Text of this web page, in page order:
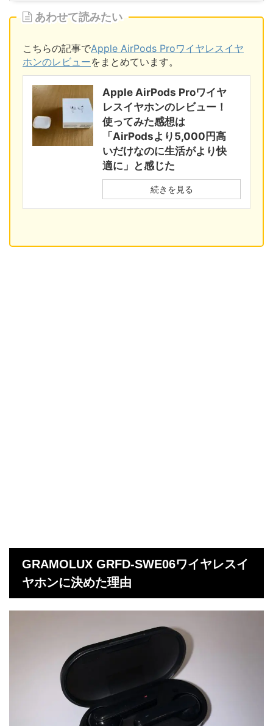
あわせて読みたい
こちらの記事でApple AirPods Proワイヤレスイヤ
ホンのレビューをまとめています。
Apple AirPods Proワイヤ
レスイヤホンのレビュー！
使ってみた感想は
「AirPodsより5,000円高
いだけなのに生活がより快
適に」と感じた
続きを見る
GRAMOLUX GRFD-SWE06ワイヤレスイ
ヤホンに決めた理由